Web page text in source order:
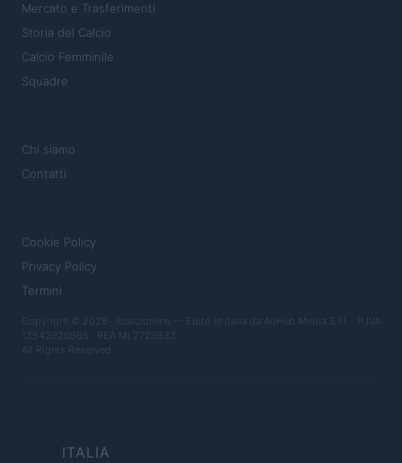
Mercato e Trasferimenti
Storia del Calcio
Calcio Femminile
Squadre
Chi siamo
Contatti
Cookie Policy
Privacy Policy
Termini
Copyright © 2026 · Ilcalcionline — Edito in Italia da AdHub Media S.r.l. · P.IVA
13542920965 · REA MI 2729933
All Rights Reserved
ITALIA